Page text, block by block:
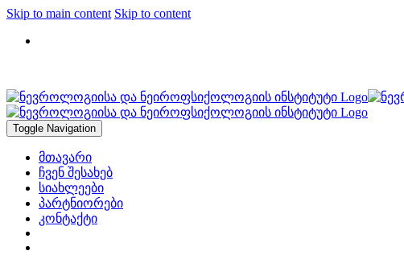
Skip to main content Skip to content
Toggle Navigation
მთავარი
ჩვენ შესახებ
სიახლეები
პარტნიორები
კონტაქტი